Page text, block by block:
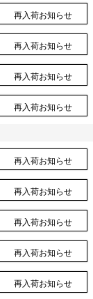
再入荷お知らせ
再入荷お知らせ
再入荷お知らせ
再入荷お知らせ
再入荷お知らせ
再入荷お知らせ
再入荷お知らせ
再入荷お知らせ
再入荷お知らせ